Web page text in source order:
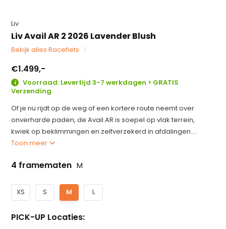
Liv
Liv Avail AR 2 2026 Lavender Blush
Bekijk alles Racefiets
€1.499,-
Voorraad: Levertijd 3-7 werkdagen > GRATIS
Verzending
Of je nu rijdt op de weg of een kortere route neemt over
onverharde paden, de Avail AR is soepel op vlak terrein,
kwiek op beklimmingen en zelfverzekerd in afdalingen....
Toon meer
4 framematen M
XS S M L
PICK-UP Locaties: